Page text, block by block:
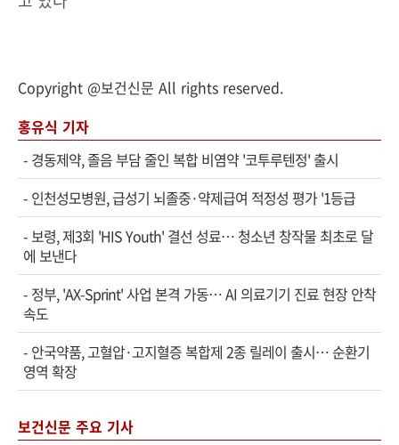
Copyright @보건신문 All rights reserved.
홍유식 기자
- 경동제약, 졸음 부담 줄인 복합 비염약 '코투루텐정' 출시
- 인천성모병원, 급성기 뇌졸중·약제급여 적정성 평가 '1등급
- 보령, 제3회 'HIS Youth' 결선 성료… 청소년 창작물 최초로 달
에 보낸다
- 정부, 'AX-Sprint' 사업 본격 가동… AI 의료기기 진료 현장 안착
속도
- 안국약품, 고혈압·고지혈증 복합제 2종 릴레이 출시… 순환기
영역 확장
보건신문 주요 기사